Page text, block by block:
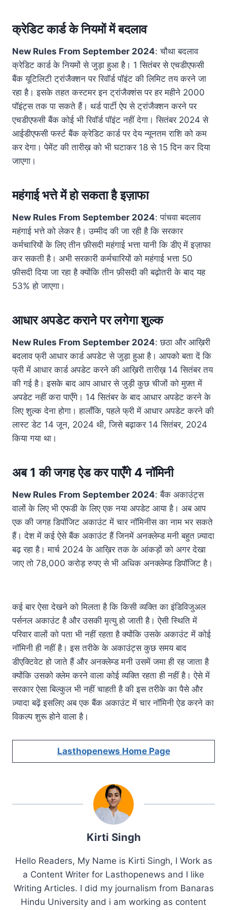
क्रेडिट कार्ड के नियमों में बदलाव
New Rules From September 2024: चौथा बदलाव
क्रेडिट कार्ड के नियमों से जुड़ा हुआ है। 1 सितंबर से एचडीएफसी
बैंक यूटिलिटी ट्रांजैक्शन पर रिवॉर्ड पॉइंट की लिमिट तय करने जा
रहा है। इसके तहत कस्टमर इन ट्रांजैक्शंस पर हर महीने 2000
पॉइंट्स तक पा सकते हैं। थर्ड पार्टी ऐप से ट्रांजैक्शन करने पर
एचडीएफसी बैंक कोई भी रिवॉर्ड पॉइंट नहीं देगा। सितंबर 2024 से
आईडीएफसी फर्स्ट बैंक क्रेडिट कार्ड पर देय न्यूनतम राशि को कम
कर देगा। पेमेंट की तारीख़ को भी घटाकर 18 से 15 दिन कर दिया
जाएगा।
महंगाई भत्ते में हो सकता है इज़ाफा
New Rules From September 2024: पांचवा बदलाव
महंगाई भत्ते को लेकर है। उम्मीद की जा रही है कि सरकार
कर्मचारियों के लिए तीन फ़ीसदी महंगाई भत्ता यानी कि डीए में इज़ाफा
कर सकती है। अभी सरकारी कर्मचारियों को महंगाई भत्ता 50
फ़ीसदी दिया जा रहा है क्योंकि तीन फ़ीसदी की बढ़ोतरी के बाद यह
53% हो जाएगा।
आधार अपडेट कराने पर लगेगा शुल्क
New Rules From September 2024: छठा और आख़िरी
बदलाव फ्री आधार कार्ड अपडेट से जुड़ा हुआ है। आपको बता दें कि
फ्री में आधार कार्ड अपडेट करने की आख़िरी तारीख़ 14 सितंबर तय
की गई है। इसके बाद आप आधार से जुड़ी कुछ चीजों को मुफ़्त में
अपडेट नहीं करा पाएँगे। 14 सितंबर के बाद आधार अपडेट करने के
लिए शुल्क देना होगा। हालाँकि, पहले फ्री में आधार अपडेट करने की
लास्ट डेट 14 जून, 2024 थी, जिसे बढ़ाकर 14 सितंबर, 2024
किया गया था।
अब 1 की जगह ऐड कर पाएँगे 4 नॉमिनी
New Rules From September 2024: बैंक अकाउंट्स
वालों के लिए भी एफडी के लिए एक नया अपडेट आया है। अब आप
एक की जगह डिपॉजिट अकाउंट में चार नॉमिनीस का नाम भर सकते
हैं। देश में कई ऐसे बैंक अकाउंट हैं जिनमें अनक्लेम्ड मनी बहुत ज़्यादा
बढ़ रहा है। मार्च 2024 के आख़िर तक के आंकड़ों को अगर देखा
जाए तो 78,000 करोड़ रुपए से भी अधिक अनक्लेम्ड डिपॉजिट है।
कई बार ऐसा देखने को मिलता है कि किसी व्यक्ति का इंडिविजुअल
पर्सनल अकाउंट है और उसकी मृत्यु हो जाती है। ऐसी स्थिति में
परिवार वालों को पता भी नहीं रहता है क्योंकि उसके अकाउंट में कोई
नॉमिनी ही नहीं है। इस तरीके के अकाउंट्स कुछ समय बाद
डीएक्टिवेट हो जाते हैं और अनक्लेम्ड मनी उसमें जमा ही रह जाता है
क्योंकि उसको क्लेम करने वाला कोई व्यक्ति रहता ही नहीं है। ऐसे में
सरकार ऐसा बिल्कुल भी नहीं चाहती है की इस तरीके का पैसे और
ज़्यादा बढ़ें इसलिए अब एक बैंक अकाउंट में चार नॉमिनी ऐड करने का
विकल्प शुरू होने वाला है।
Lasthopenews Home Page
Kirti Singh
Hello Readers, My Name is Kirti Singh, I Work as
a Content Writer for Lasthopenews and I like
Writing Articles. I did my journalism from Banaras
Hindu University and i am working as content